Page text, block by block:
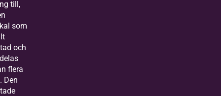
till,
som
och
flera
Den